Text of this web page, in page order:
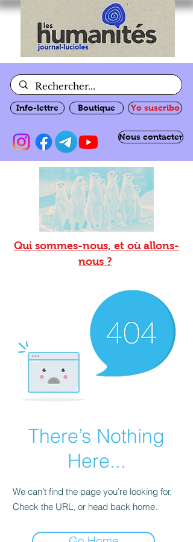
Info-lettre Boutique Yo suscribo
Nous contacter
Qui sommes-nous, et où allons-
nous ?
There’s Nothing
Here...
We can’t find the page you’re looking for.
Check the URL, or head back home.